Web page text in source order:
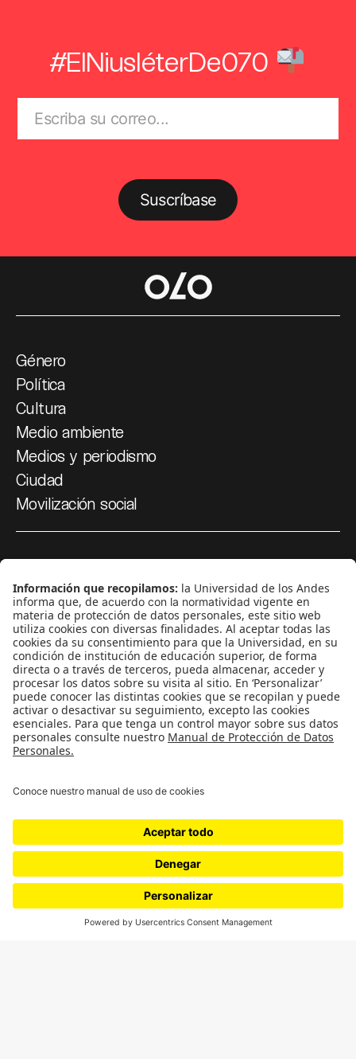
#ElNiusléterDe070
Suscríbase
Género
Política
Cultura
Medio ambiente
Medios y periodismo
Ciudad
Movilización social
Podcasts
Ediciones especiales
Proyectos 070
SÍGUENOS
¿Quieres escribir en 070?
cerosetenta@uniandes.edu.co
BOGOTÁ, COLOMBIA